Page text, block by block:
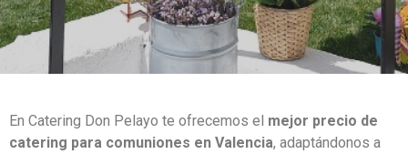
En Catering Don Pelayo te ofrecemos el mejor precio de
catering para comuniones en Valencia, adaptándonos a